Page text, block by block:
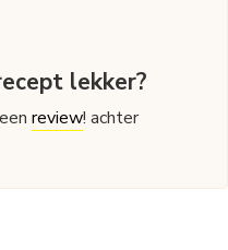
lekker?
review! achter